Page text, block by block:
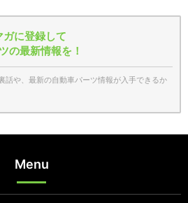
に登録して
の最新情報を！
話や、最新の自動車パーツ情報が入手できるか
Menu